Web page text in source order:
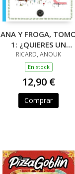
ANA Y FROGA,
1: ¿QUIERES UN
CHICLE? (NUEVA
EDICIÓN)
RICARD, ANOUK
En stock
12,90 €
Comprar